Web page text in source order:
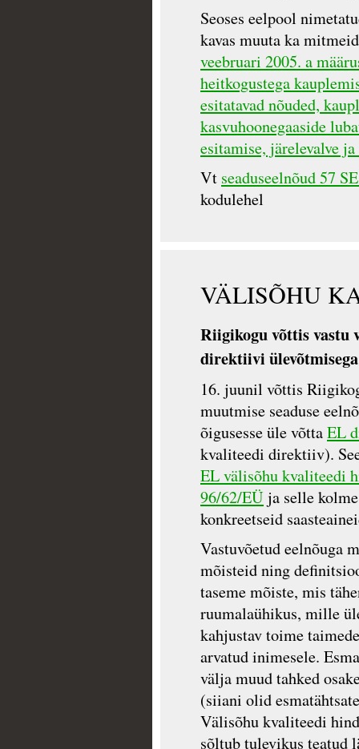
Seoses eelpool
kavas muuta ka
veebruari 2005. a
heitkogustega
esitatavad nõuded,
kasvuhoonegaaside
esitamise, järelevalve
Vt seaduseelnõud 57
kodulehel
VÄLISÕHU
Riigikogu võttis vastu
direktiivi
16. juunil võttis
muutmise seaduse
õigusesse üle võttaEL
kvaliteedi direktiiv).
EL välisõhu kvaliteedi
96/62/EÜja selle
konkreetseid
Vastuvõetud eelnõuga
mõisteid ning
taseme mõiste, mis
ruumalaühikus, mille
kahjustav toime
arvatud inimesele.
välja muud tahked
(siiani olid
Välisõhu kvaliteedi
sõltub tulevikus teatud